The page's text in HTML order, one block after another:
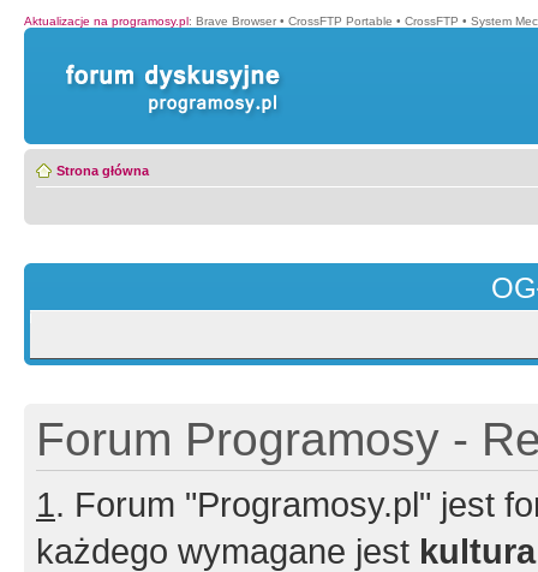
Aktualizacje na programosy.pl: Brave Browser • CrossFTP Portable • CrossFTP • System
Strona główna
Forum Programosy -
1. Forum "Programosy.pl" jest
każdego wymagane jest